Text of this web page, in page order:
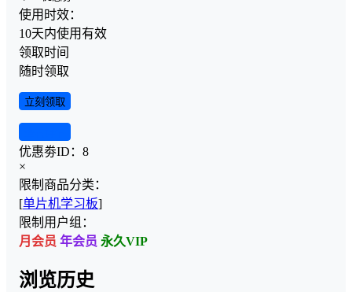
使用时效：
10天内使用有效
领取时间
随时领取
立刻领取
优惠劵ID： 8
×
限制商品分类：
[单片机学习板]
限制用户组：
月会员 年会员 永久VIP
浏览历史